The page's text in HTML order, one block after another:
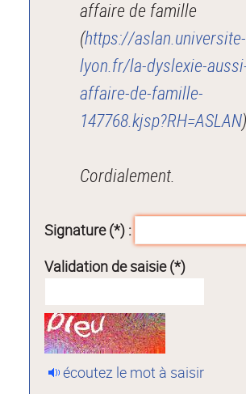
affaire de famille
(https://aslan.universite-
lyon.fr/la-dyslexie-
affaire-de-famille-
147768.kjsp?RH=ASLAN).
Cordialement.
Signature (*) :
Validation de saisie (*)
écoutez le mot à saisir